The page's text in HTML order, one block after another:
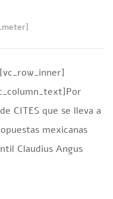
CITES que se lleva a
mexicanas
Claudius Angus